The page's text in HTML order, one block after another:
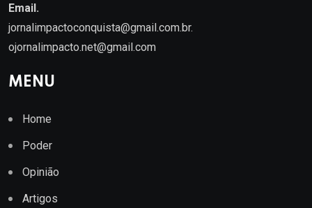
Email.
jornalimpactoconquista@gmail.com.br.
ojornalimpacto.net@gmail.com
MENU
Home
Poder
Opinião
Artigos